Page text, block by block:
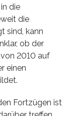
die
die
sind, kann
ob der
2010 auf
einen
Fortzügen ist